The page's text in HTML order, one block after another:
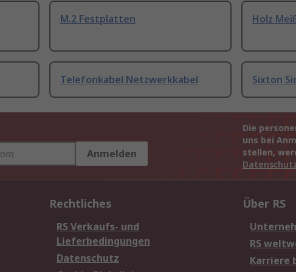
M.2 Festplatten Holz
Telefonkabel Netzwerkkabel Sixton
Anmelden
Die
uns bei
stellen,
Rechtliches
RS Verkaufs- und
Lieferbedingungen
Datenschutz
Über RS
RS
Karriere